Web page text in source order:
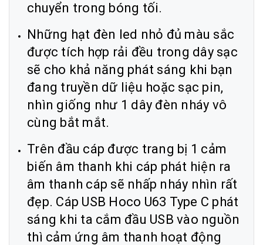
chuyển trong bóng tối.
Những hạt đèn led nhỏ đủ màu sắc
được tích hợp rải đều trong dây sạc
sẽ cho khả năng phát sáng khi bạn
đang truyền dữ liệu hoặc sạc pin,
nhìn giống như 1 dây đèn nháy vô
cùng bắt mắt.
Trên đầu cáp được trang bị 1 cảm
biến âm thanh khi cáp phát hiện ra
âm thanh cáp sẽ nhấp nháy nhìn rất
đẹp. Cáp USB Hoco U63 Type C phát
sáng khi ta cắm đầu USB vào nguồn
thì cảm ứng âm thanh hoạt động